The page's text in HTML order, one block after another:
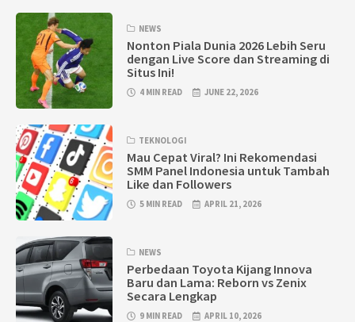
NEWS
Nonton Piala Dunia 2026 Lebih Seru
dengan Live Score dan Streaming di
Situs Ini!
4 MIN READ JUNE 22, 2026
TEKNOLOGI
Mau Cepat Viral? Ini Rekomendasi
SMM Panel Indonesia untuk Tambah
Like dan Followers
5 MIN READ APRIL 21, 2026
NEWS
Perbedaan Toyota Kijang Innova
Baru dan Lama: Reborn vs Zenix
Secara Lengkap
9 MIN READ APRIL 10, 2026